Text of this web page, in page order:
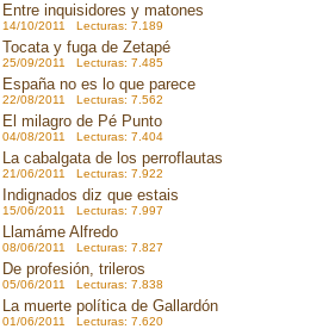
Entre inquisidores y matones
14/10/2011 Lecturas: 7.189
Tocata y fuga de Zetapé
25/09/2011 Lecturas: 7.485
España no es lo que parece
22/08/2011 Lecturas: 7.562
El milagro de Pé Punto
04/08/2011 Lecturas: 7.404
La cabalgata de los perroflautas
21/06/2011 Lecturas: 7.922
Indignados diz que estais
15/06/2011 Lecturas: 7.997
Llamáme Alfredo
08/06/2011 Lecturas: 7.827
De profesión, trileros
05/06/2011 Lecturas: 7.838
La muerte política de Gallardón
01/06/2011 Lecturas: 7.620